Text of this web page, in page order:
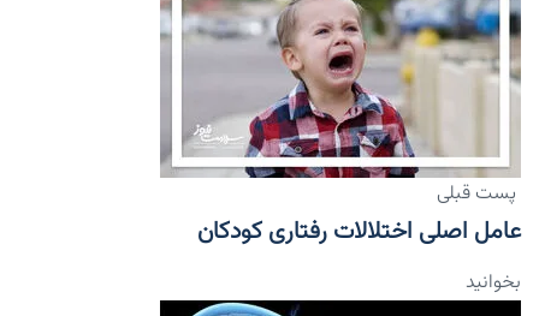
پست قبلی
عامل اصلی اختلالات رفتاری کودکان
بخوانید